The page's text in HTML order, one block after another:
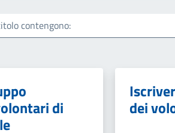
contengono:
di dei